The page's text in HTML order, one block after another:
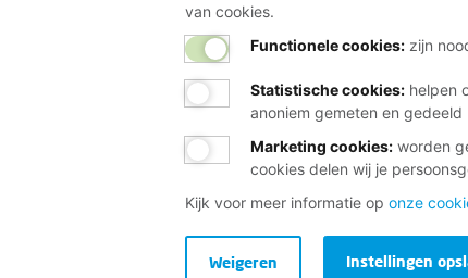
van cookies.
Functionele cookies:zijn
Statistische cookies: helpen
anoniem gemeten en gedeeld
Marketing cookies: worden
cookies delen wij je
Kijk voor meer informatie op onze
Instellingen
Weigeren